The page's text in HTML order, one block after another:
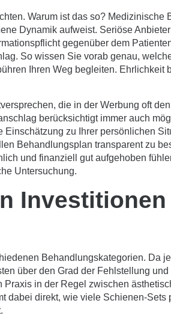
Warum ist das so? Medizinische
Dynamik aufweist. Seriöse
gegenüber dem
So wissen Sie vorab genau,
Ihren Weg begleiten. Ehrlichkeit
die in der Werbung oft
berücksichtigt immer auch
zu Ihrer persönlichen
Behandlungsplan transparent zu
und finanziell gut aufgehoben
Untersuchung.
Behandlungskategorien. Da
über den Grad der Fehlstellung und
in der Regel zwischen
dabei direkt, wie viele Schienen-Sets